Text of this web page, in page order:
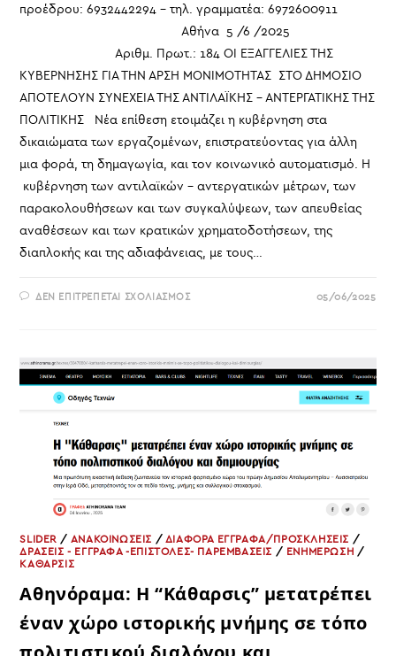
προέδρου: 6932442294 – τηλ. γραμματέα: 6972600911
Αθήνα 5 /6 /2025
Αριθμ. Πρωτ.: 184 ΟΙ ΕΞΑΓΓΕΛΙΕΣ ΤΗΣ
ΚΥΒΕΡΝΗΣΗΣ ΓΙΑ ΤΗΝ ΑΡΣΗ ΜΟΝΙΜΟΤΗΤΑΣ ΣΤΟ ΔΗΜΟΣΙΟ
ΑΠΟΤΕΛΟΥΝ ΣΥΝΕΧΕΙΑ ΤΗΣ ΑΝΤΙΛΑΪΚΗΣ - ΑΝΤΕΡΓΑΤΙΚΗΣ ΤΗΣ
ΠΟΛΙΤΙΚΗΣ Νέα επίθεση ετοιμάζει η κυβέρνηση στα
δικαιώματα των εργαζομένων, επιστρατεύοντας για άλλη
μια φορά, τη δημαγωγία, και τον κοινωνικό αυτοματισμό. Η
κυβέρνηση των αντιλαϊκών – αντεργατικών μέτρων, των
παρακολουθήσεων και των συγκαλύψεων, των απευθείας
αναθέσεων και των κρατικών χρηματοδοτήσεων, της
διαπλοκής και της αδιαφάνειας, με τους…
ΔΕΝ ΕΠΙΤΡΈΠΕΤΑΙ ΣΧΟΛΙΑΣΜΌΣΣΤΟ
ΑΡΣΗΣ
ΤΗΣ
ΜΟΝΙΜΟΤΗΤΑΣ
05/06/2025
SLIDER / ΑΝΑΚΟΙΝΩΣΕΙΣ / ΔΙΑΦΟΡΑ ΕΓΓΡΑΦΑ/ΠΡΟΣΚΛΗΣΕΙΣ /
ΔΡΑΣΕΙΣ - ΕΓΓΡΑΦΑ -ΕΠΙΣΤΟΛΕΣ- ΠΑΡΕΜΒΑΣΕΙΣ / ΕΝΗΜΕΡΩΣΗ /
ΚΑΘΑΡΣΙΣ
Αθηνόραμα: Η “Κάθαρσις” μετατρέπει
έναν χώρο ιστορικής μνήμης σε τόπο